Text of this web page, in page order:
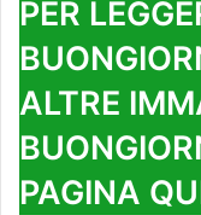
PER
ALTRE
PAGINA